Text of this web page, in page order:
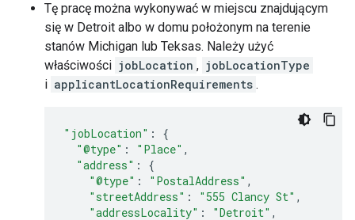
Tę pracę można wykonywać w miejscu znajdującym
się w Detroit albo w domu położonym na terenie
stanów Michigan lub Teksas. Należy użyć
właściwości jobLocation , jobLocationType
i applicantLocationRequirements .
"jobLocation" :
{
"@type" : "Place" ,
"address" :
{
"@type" : "PostalAddress" ,
"streetAddress" : "555 Clancy St" ,
"addressLocality" : "Detroit" ,